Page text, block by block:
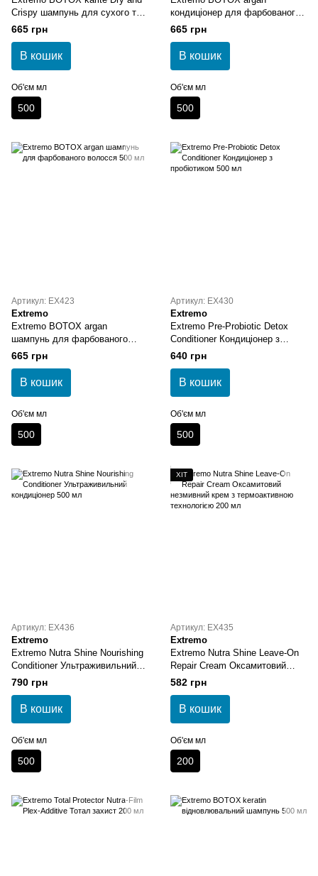
Crispy шампунь для сухого та
пошкодженого волосся 500 мл
665 грн
В кошик
Об'єм мл
500
кондиціонер для фарбованого
волосся 500 мл
665 грн
В кошик
Об'єм мл
500
Артикул: EX423
Extremo
Extremo BOTOX argan
шампунь для фарбованого
волосся 500 мл
665 грн
В кошик
Об'єм мл
500
Артикул: EX430
Extremo
Extremo Pre-Probiotic Detox
Conditioner Кондиціонер з
пробіотиком 500 мл
640 грн
В кошик
Об'єм мл
500
Артикул: EX436
Extremo
Extremo Nutra Shine Nourishing
Conditioner Ультраживильний
кондиціонер 500 мл
790 грн
В кошик
Об'єм мл
500
ХІТ
Артикул: EX435
Extremo
Extremo Nutra Shine Leave-On
Repair Cream Оксамитовий
незмивний крем з
термоактивною технологією
200 мл
582 грн
В кошик
Об'єм мл
200